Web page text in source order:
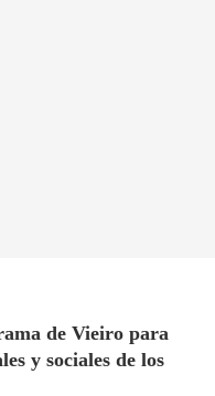
de Vieiro para
y sociales de los